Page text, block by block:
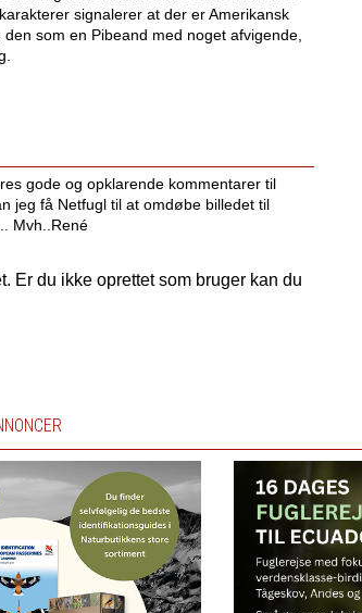
signalerer at der er Amerikansk
som en Pibeand med noget afvigende,
gode og opklarende kommentarer til
jeg få Netfugl til at omdøbe billedet til
Mvh..René
Er du ikke oprettet som bruger kan du